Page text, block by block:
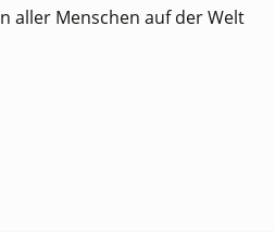
aller Menschen auf der Welt